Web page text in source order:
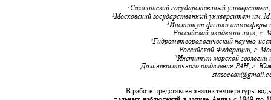
1Сахалинский государственный
2Московский государственный университет им.
3Институт физики атмосферы
Российской академии наук, г.
4Гидрометеорологический научно-
Российской Федерации, г.
5Институт морской геологии
Дальневосточного отделенияРАН, г.
В работе представлен анализ температуры